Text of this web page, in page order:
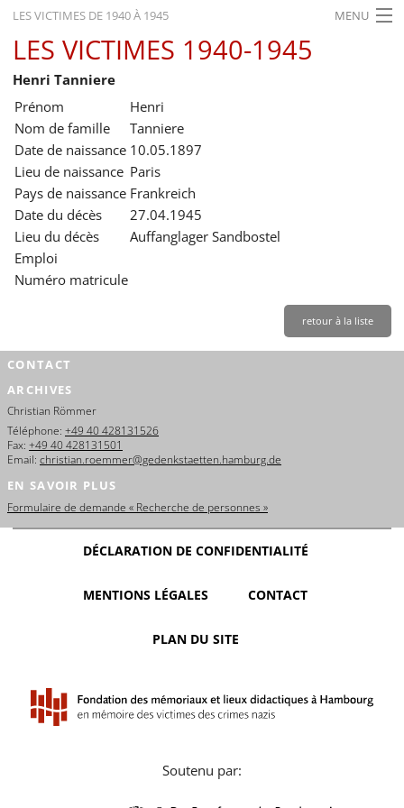
LES VICTIMES DE 1940 À 1945 MENU
ACCUEIL
ACTUALITÉS
EXPOSITIONS
HISTORIQUE
FORMATION
RECHERCHE
SERVICE
LES VICTIMES 1940-1945
Henri Tanniere
Prénom
Henri
Nom de famille
Tanniere
Date de naissance 10.05.1897
Lieu de naissance Paris
Pays de naissance Frankreich
Date du décès
27.04.1945
Lieu du décès
Auffanglager Sandbostel
Emploi
Numéro matricule
retour à la liste
CONTACT
ARCHIVES
Christian Römmer
Téléphone: +49 40 428131526
Fax: +49 40 428131501
Email: christian.roemmer@gedenkstaetten.hamburg.de
EN SAVOIR PLUS
Formulaire de demande « Recherche de personnes »
DÉCLARATION DE CONFIDENTIALITÉ
MENTIONS LÉGALES CONTACT
PLAN DU SITE
Soutenu par: